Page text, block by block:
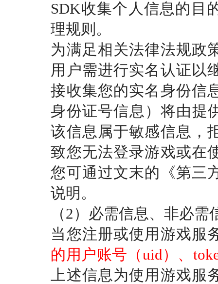
SDK收集个人信息的目
理规则。
为满足相关法律法规政
用户需进行实名认证以
接收集您的实名身份信
身份证号信息）将由提
该信息属于敏感信息，
致您无法登录游戏或在
您可通过文末的《第三
说明。
（2）必需信息、非必需
当您注册或使用游戏服
的用户账号（uid）、
上述信息为使用游戏服